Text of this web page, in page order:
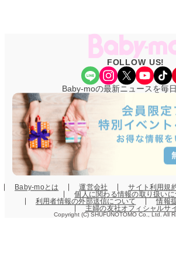
FOLLOW US!
Share Icon Instagram X YouTube TikTok
Baby-moの最新ニュースを毎
Baby-moとは 運営会社 サイト利用規
個人に関わる情報の取り扱いに
利用者情報の外部送信について
情報
主婦の友社オフィシャルサ
Copyright (C) SHUFUNOTOMO Co., Ltd. All